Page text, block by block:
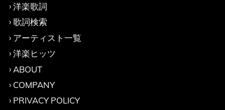
洋楽歌詞
歌詞検索
アーティスト一覧
洋楽ヒッツ
ABOUT
COMPANY
PRIVACY POLICY